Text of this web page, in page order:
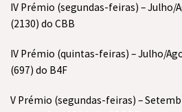
IV Prémio (segundas-feiras) – Julho/
(2130) do CBB
IV Prémio (quintas-feiras) – Julho/
(697) do B4F
V Prémio (segundas-feiras) –